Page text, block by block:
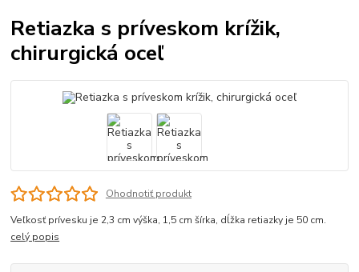
Retiazka s príveskom krížik,
chirurgická oceľ
Ohodnotiť produkt
Veľkosť prívesku je 2,3 cm výška, 1,5 cm šírka, dĺžka retiazky je 50 cm.
celý popis